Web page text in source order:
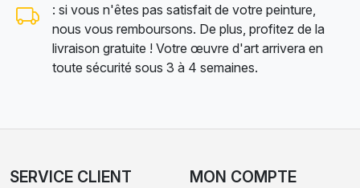
: si vous n'êtes pas satisfait de votre peinture,
nous vous remboursons. De plus, profitez de la
livraison gratuite ! Votre œuvre d'art arrivera en
toute sécurité sous 3 à 4 semaines.
SERVICE CLIENT MON COMPTE